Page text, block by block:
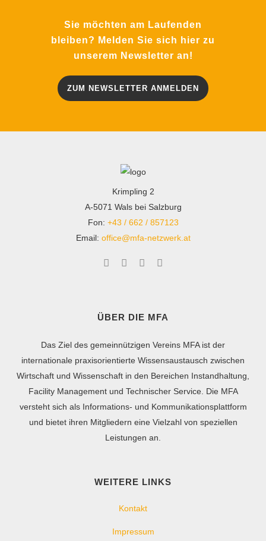
Sie möchten am Laufenden
bleiben? Melden Sie sich hier zu
unserem Newsletter an!
ZUM NEWSLETTER ANMELDEN
Krimpling 2
A-5071 Wals bei Salzburg
Fon: +43 / 662 / 857123
Email: office@mfa-netzwerk.at
ÜBER DIE MFA
Das Ziel des gemeinnützigen Vereins MFA ist der
internationale praxisorientierte Wissensaustausch zwischen
Wirtschaft und Wissenschaft in den Bereichen Instandhaltung,
Facility Management und Technischer Service. Die MFA
versteht sich als Informations- und Kommunikationsplattform
und bietet ihren Mitgliedern eine Vielzahl von speziellen
Leistungen an.
WEITERE LINKS
Kontakt
Impressum